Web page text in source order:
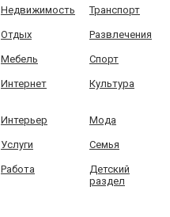
Недвижимость Транспорт
Отдых Развлечения
Мебель Спорт
Интернет Культура
Интерьер Мода
Услуги Семья
Работа
Детский
раздел